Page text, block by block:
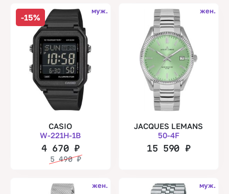
-15%
муж.
CASIO
W-221H-1B
4 670 ₽
5 490₽
жен.
JACQUES LEMANS
50-4F
15 590 ₽
жен. муж.